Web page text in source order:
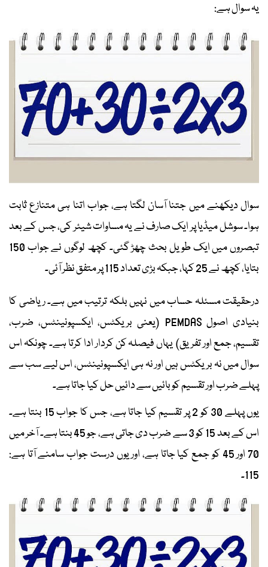
یہ سوال ہے:
سوال دیکھنے میں جتنا آسان لگتا ہے، جواب اتنا ہی متنازع ثابت
ہوا۔ سوشل میڈیا پر ایک صارف نے یہ مساوات شیئر کی، جس کے بعد
تبصروں میں ایک طویل بحث چھڑ گئی۔ کچھ لوگوں نے جواب 150
بتایا، کچھ نے 25 کہا، جبکہ بڑی تعداد 115 پر متفق نظر آئی۔
درحقیقت مسئلہ حساب میں نہیں بلکہ ترتیب میں ہے۔ ریاضی کا
بنیادی اصول PEMDAS (یعنی بریکٹس، ایکسپونینٹس، ضرب،
تقسیم، جمع اور تفریق) یہاں فیصلہ کن کردار ادا کرتا ہے۔ چونکہ اس
سوال میں نہ بریکٹس ہیں اور نہ ہی ایکسپونینٹس، اس لیے سب سے
پہلے ضرب اور تقسیم کو بائیں سے دائیں حل کیا جاتا ہے۔
یوں پہلے 30 کو 2 پر تقسیم کیا جاتا ہے، جس کا جواب 15 بنتا ہے۔
اس کے بعد 15 کو 3 سے ضرب دی جاتی ہے، جو 45 بنتا ہے۔ آخر میں
70 اور 45 کو جمع کیا جاتا ہے، اور یوں درست جواب سامنے آتا ہے:
115۔